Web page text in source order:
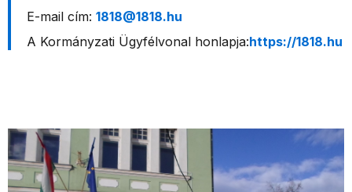
E-mail cím: 1818@1818.hu
A Kormányzati Ügyfélvonal honlapja:https://1818.hu